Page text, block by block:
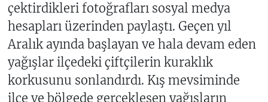
çektirdikleri fotoğrafları sosyal medya
hesapları üzerinden paylaştı. Geçen yıl
Aralık ayında başlayan ve hala devam eden
yağışlar ilçedeki çiftçilerin kuraklık
korkusunu sonlandırdı. Kış mevsiminde
ilçe ve bölgede gerçekleşen yağışların